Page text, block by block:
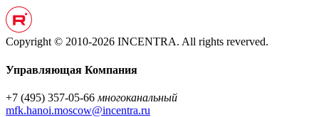
Copyright © 2010-2026 INCENTRA. All rights reverved.
Управляющая Компания
+7 (495) 357-05-66 многоканальный
mfk.hanoi.moscow@incentra.ru